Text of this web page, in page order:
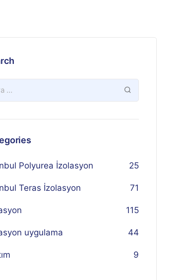
Polyurea İzolasyon 25
Teras İzolasyon 71
115
uygulama 44
9